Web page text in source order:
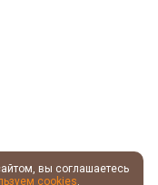
вы соглашаетесь
cookies.